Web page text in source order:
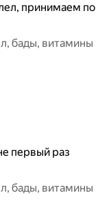
принимаем по
бады, витамины
первый раз
бады, витамины